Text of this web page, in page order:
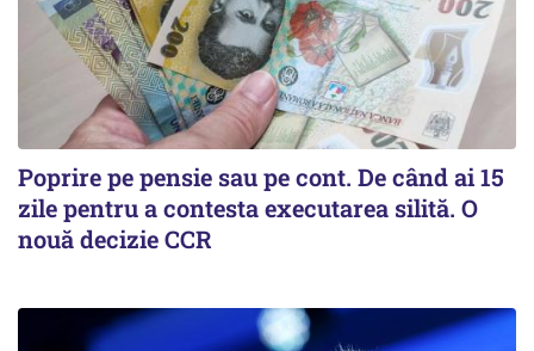
Poprire pe pensie sau pe cont. De când ai 15
zile pentru a contesta executarea silită. O
nouă decizie CCR